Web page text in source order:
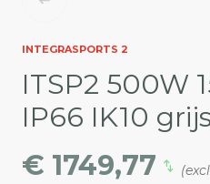
INTEGRASPORTS 2
ITSP2 500W
IP66 IK10 grijs
€ 1749,77